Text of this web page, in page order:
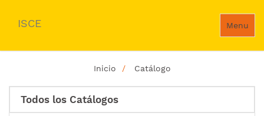
Menu
ISCE
Inicio Catálogo
Todos los Catálogos